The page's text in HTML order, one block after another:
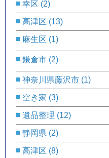
幸区 (2)
高津区 (13)
麻生区 (1)
鎌倉市 (2)
神奈川県藤沢市 (1)
空き家 (3)
遺品整理 (12)
静岡県 (2)
高津区 (8)